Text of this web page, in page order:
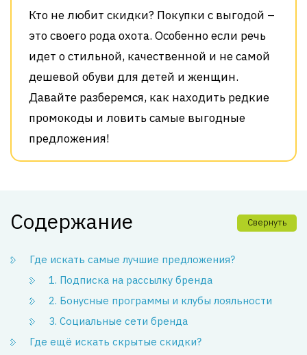
Кто не любит скидки? Покупки с выгодой –
это своего рода охота. Особенно если речь
идет о стильной, качественной и не самой
дешевой обуви для детей и женщин.
Давайте разберемся, как находить редкие
промокоды и ловить самые выгодные
предложения!
Содержание Свернуть
Где искать самые лучшие предложения?
1. Подписка на рассылку бренда
2. Бонусные программы и клубы лояльности
3. Социальные сети бренда
Где ещё искать скрытые скидки?